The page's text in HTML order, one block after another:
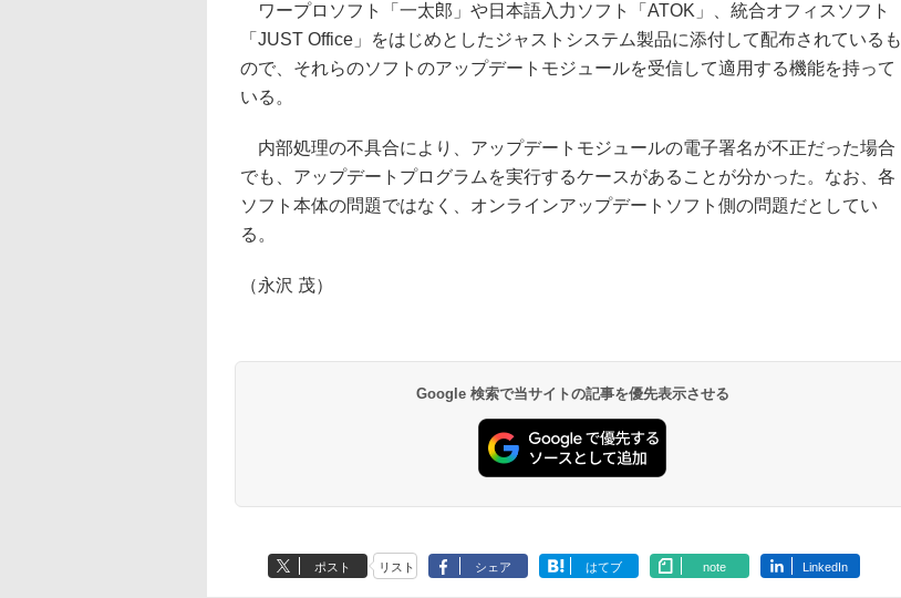
ワープロソフト「一太郎」や日本語入力ソフト「ATOK」、統合オフィスソフト
「JUST Office」をはじめとしたジャストシステム製品に添付して配布されているも
ので、それらのソフトのアップデートモジュールを受信して適用する機能を持って
いる。
内部処理の不具合により、アップデートモジュールの電子署名が不正だった場合
でも、アップデートプログラムを実行するケースがあることが分かった。なお、各
ソフト本体の問題ではなく、オンラインアップデートソフト側の問題だとしてい
る。
（永沢 茂）
Google 検索で当サイトの記事を優先表示させる
ポスト リスト シェア はてブ note LinkedIn